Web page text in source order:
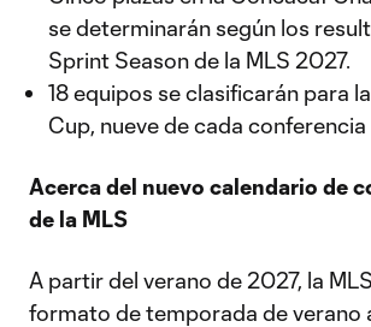
se determinarán según los
Sprint Season de la MLS 2027.
18 equipos se clasificarán para
Cup, nueve de cada conferencia
Acerca del nuevo calendario de
de la MLS
A partir del verano de 2027, la
formato de temporada de verano